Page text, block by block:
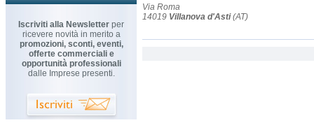
Iscriviti alla Newsletter per
ricevere novità in merito a
promozioni, sconti, eventi,
offerte commerciali e
opportunità professionali
dalle Imprese presenti.
Via Roma
14019 Villanova d'Asti(AT)